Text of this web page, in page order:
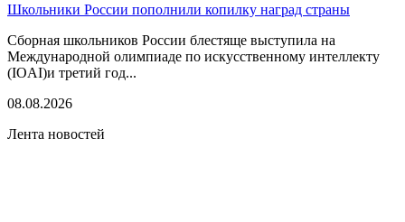
Школьники России пополнили копилку наград страны
Сборная школьников России блестяще выступила на
Международной олимпиаде по искусственному интеллекту
(IOAI)и третий год...
08.08.2026
Лента новостей